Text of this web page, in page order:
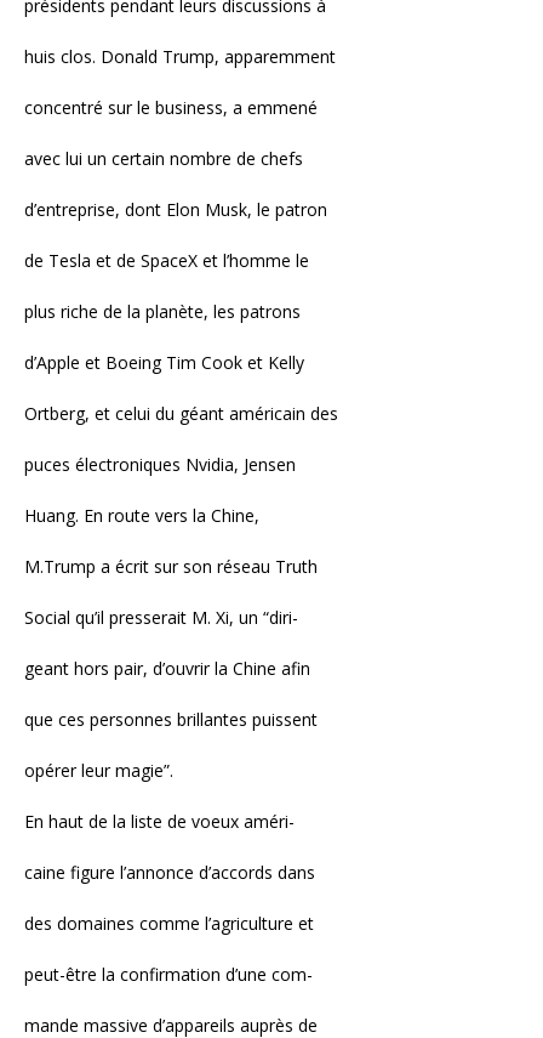
présidents pendant leurs discussions à
huis clos. Donald Trump, apparemment
concentré sur le business, a emmené
avec lui un certain nombre de chefs
d’entreprise, dont Elon Musk, le patron
de Tesla et de SpaceX et l’homme le
plus riche de la planète, les patrons
d’Apple et Boeing Tim Cook et Kelly
Ortberg, et celui du géant américain des
puces électroniques Nvidia, Jensen
Huang. En route vers la Chine,
M.Trump a écrit sur son réseau Truth
Social qu’il presserait M. Xi, un “diri-
geant hors pair, d’ouvrir la Chine afin
que ces personnes brillantes puissent
opérer leur magie”.
En haut de la liste de voeux améri-
caine figure l’annonce d’accords dans
des domaines comme l’agriculture et
peut-être la confirmation d’une com-
mande massive d’appareils auprès de